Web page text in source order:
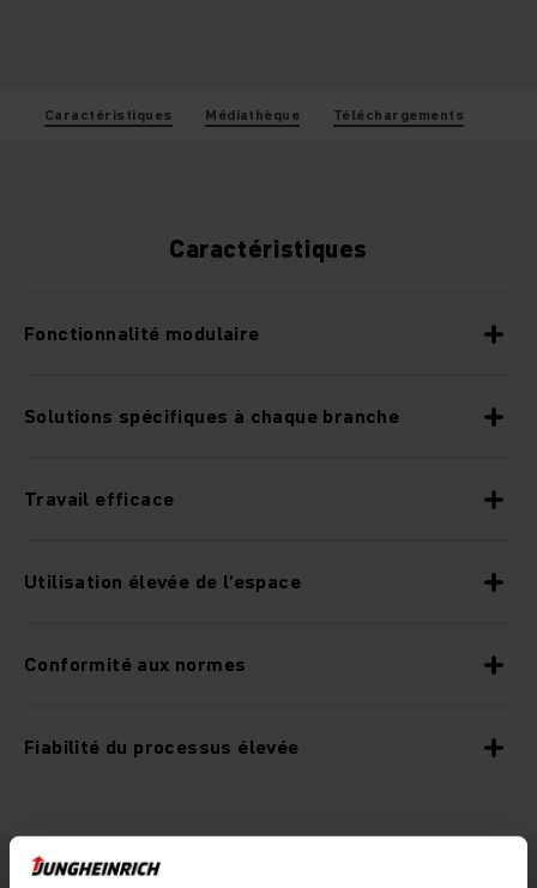
Caractéristiques Médiathèque Téléchargements
Caractéristiques
Fonctionnalité modulaire
Solutions spécifiques à chaque branche
Travail efficace
Utilisation élevée de l’espace
Conformité aux normes
Fiabilité du processus élevée